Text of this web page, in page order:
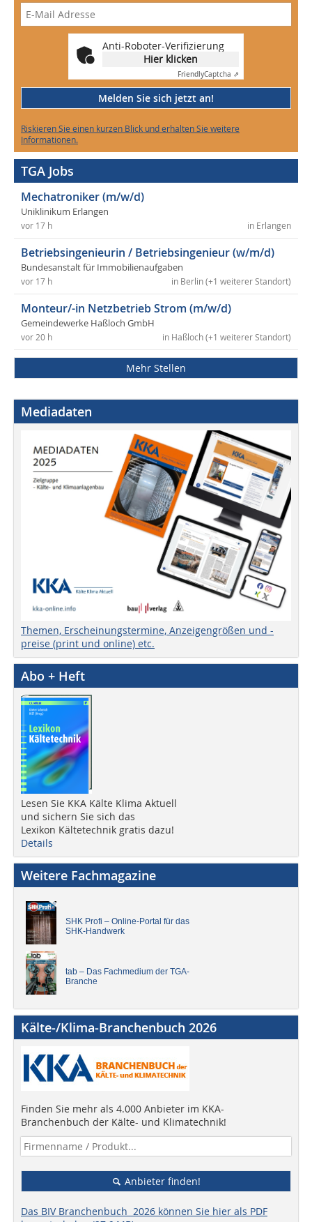
Anti-Roboter-Verifizierung
Hier klicken
FriendlyCaptcha ⇗
Melden Sie sich jetzt an!
Riskieren Sie einen kurzen Blick und erhalten Sie weitere
Informationen.
TGA Jobs
Mechatroniker (m/w/d)
Uniklinikum Erlangen
in Erlangen
vor 17 h
Betriebsingenieurin / Betriebsingenieur (w/m/d)
Bundesanstalt für Immobilienaufgaben
in Berlin (+1 weiterer Standort)
vor 17 h
Monteur/-in Netzbetrieb Strom (m/w/d)
Gemeindewerke Haßloch GmbH
in Haßloch (+1 weiterer Standort)
vor 20 h
Mehr Stellen
Mediadaten
Themen, Erscheinungstermine, Anzeigengrößen und -
preise (print und online) etc.
Abo + Heft
Lesen Sie KKA Kälte Klima Aktuell
und sichern Sie sich das
Lexikon Kältetechnik gratis dazu!
Details
Weitere Fachmagazine
SHK Profi – Online-Portal für das
SHK-Handwerk
tab – Das Fachmedium der TGA-
Branche
Kälte-/Klima-Branchenbuch 2026
Finden Sie mehr als 4.000 Anbieter im KKA-
Branchenbuch der Kälte- und Klimatechnik!
Anbieter finden!
Das BIV Branchenbuch 2026 können Sie hier als PDF